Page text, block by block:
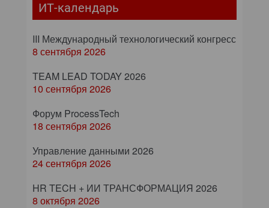
ИТ-календарь
III Международный технологический конгресс
8 сентября 2026
TEAM LEAD TODAY 2026
10 сентября 2026
Форум ProcessTech
18 сентября 2026
Управление данными 2026
24 сентября 2026
HR TECH + ИИ ТРАНСФОРМАЦИЯ 2026
8 октября 2026